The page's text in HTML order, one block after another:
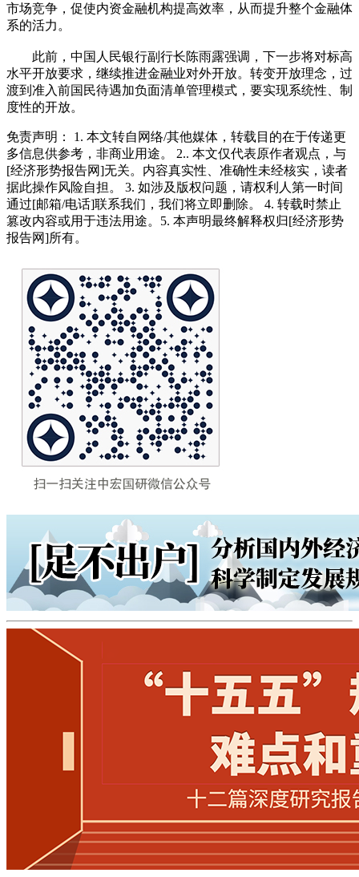
市场竞争，促使内资金融机构提高效率，从而提升整个金融体
系的活力。
此前，中国人民银行副行长陈雨露强调，下一步将对标高
水平开放要求，继续推进金融业对外开放。转变开放理念，过
渡到准入前国民待遇加负面清单管理模式，要实现系统性、制
度性的开放。
免责声明： 1. 本文转自网络/其他媒体，转载目的在于传递更
多信息供参考，非商业用途。 2.. 本文仅代表原作者观点，与
[经济形势报告网]无关。内容真实性、准确性未经核实，读者
据此操作风险自担。 3. 如涉及版权问题，请权利人第一时间
通过[邮箱/电话]联系我们，我们将立即删除。 4. 转载时禁止
篡改内容或用于违法用途。5. 本声明最终解释权归[经济形势
报告网]所有。